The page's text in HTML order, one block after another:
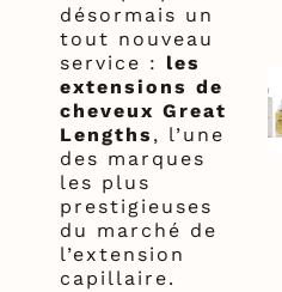
désormais un
tout nouveau
service : les
extensions de
cheveux Great
Lengths , l’une
des marques
les plus
prestigieuses
du marché de
l’extension
capillaire.